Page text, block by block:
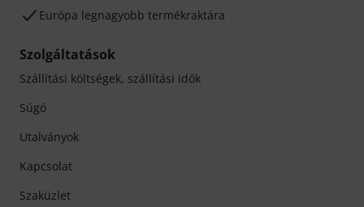
Európa legnagyobb termékraktára
Szolgáltatások
Szállítási költségek, szállítási idők
Súgó
Utalványok
Kapcsolat
Szaküzlet